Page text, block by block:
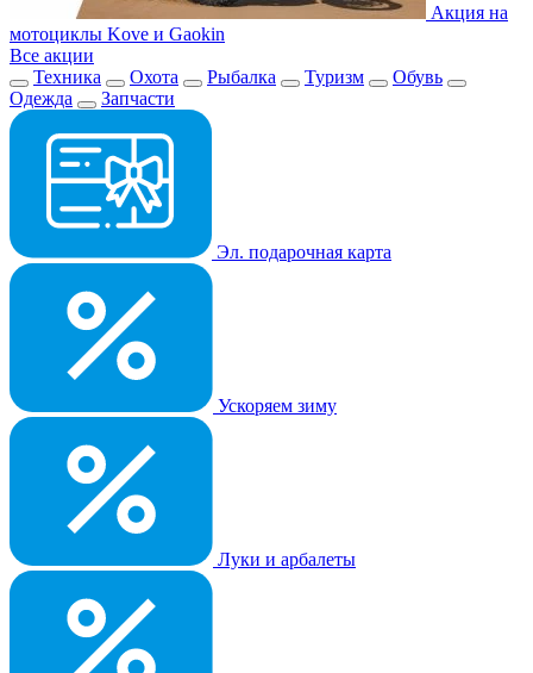
Акция на
мотоциклы Kove и Gaokin
Все акции
Техника
Охота Рыбалка Туризм
Обувь
Одежда
Запчасти
Эл. подарочная карта
Ускоряем зиму
Луки и арбалеты